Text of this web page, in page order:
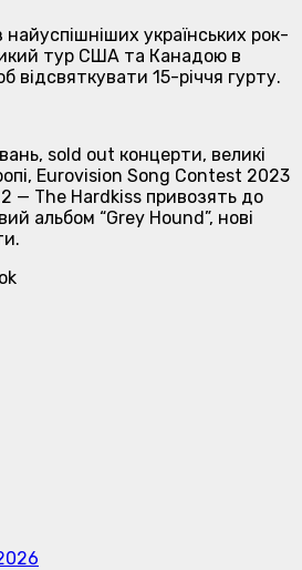
українських рок-
тур США та Канадою в
відсвяткувати 15-річчя гурту.
sold out концерти, великі
Eurovision Song Contest 2023
2 — The Hardkiss привозять до
альбом “Grey Hound”, нові